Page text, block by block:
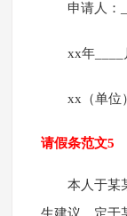
申请人：
xx年____
xx（单位
请假条范文5
本人于某